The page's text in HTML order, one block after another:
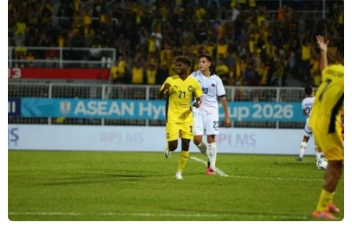
Mỹ: Thành phố Baltimore kiên quyết
không trả tiền chuộc cho tin tặc
29/05/2019 05:51